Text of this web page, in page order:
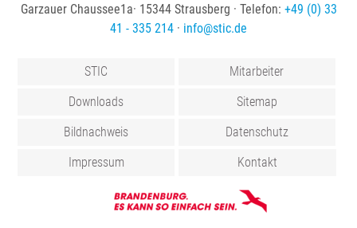
Garzauer Chaussee1a· 15344 Strausberg · Telefon: +49 (0) 33
41 - 335 214 · info@stic.de
STIC Mitarbeiter
Downloads Sitemap
Bildnachweis Datenschutz
Impressum Kontakt